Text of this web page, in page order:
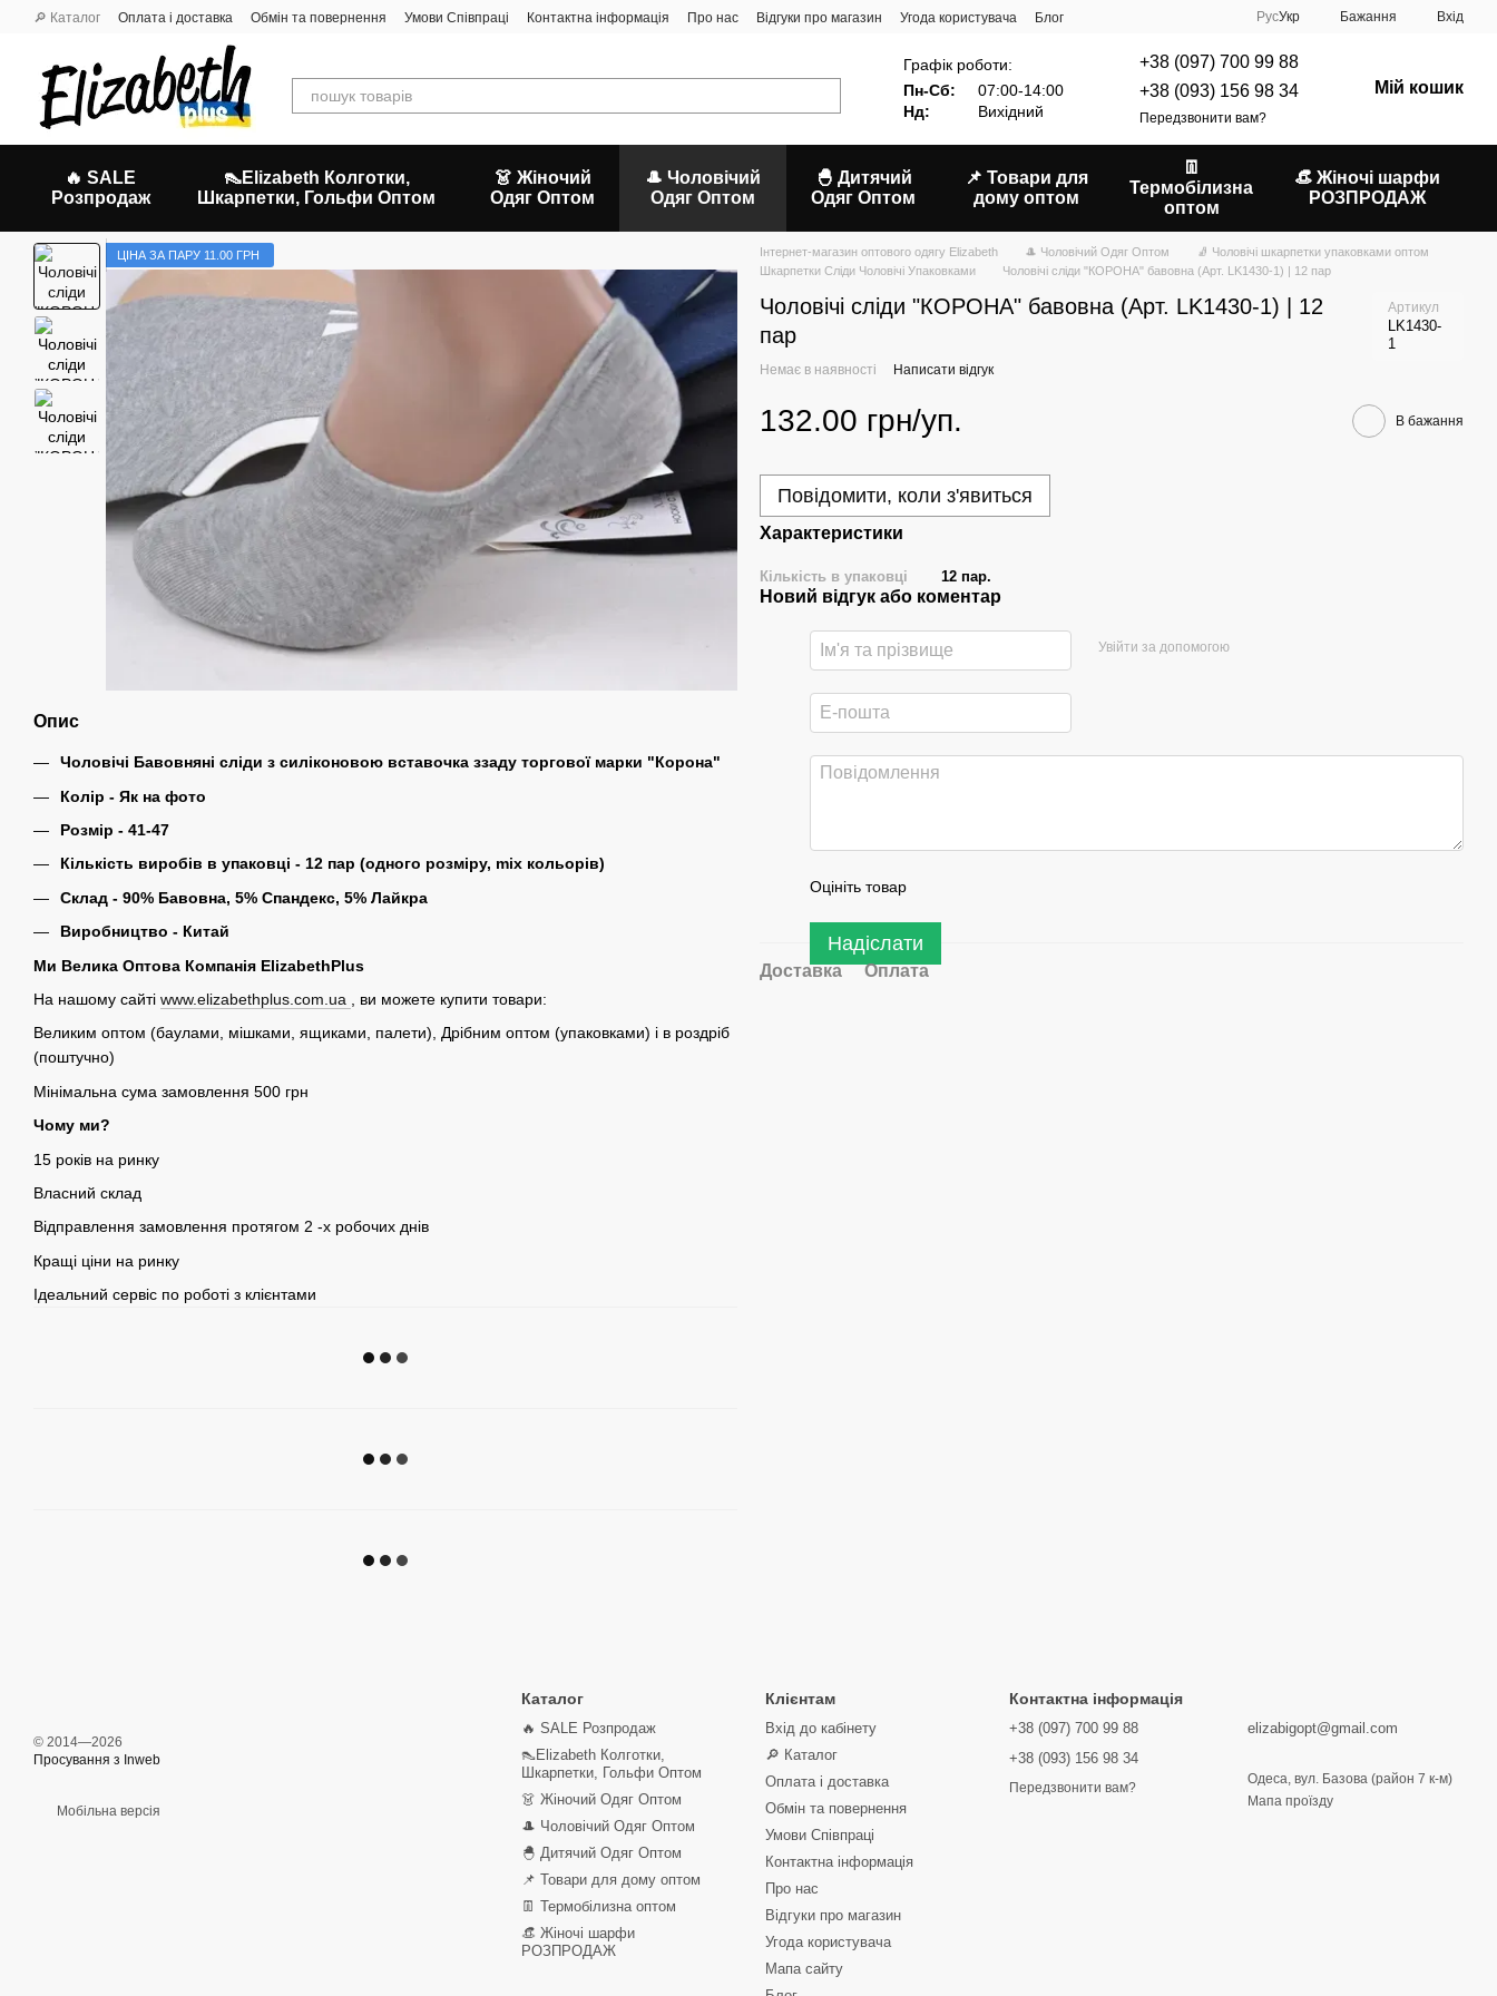
Перейти до основного контенту
🔎 Каталог Оплата і доставка Обмін та повернення Умови Співпраці Контактна інформація Про нас Відгуки про магазин Угода користувача Блог РусУкр Бажання Вхід
Графік роботи:
Пн-Сб:
07:00-14:00
Нд:
Вихідний
+38 (097) 700 99 88
+38 (093) 156 98 34
Передзвонити вам?
Мій кошик
🔥 SALE
Розпродаж
👠Elizabeth Колготки,
Шкарпетки, Гольфи Оптом
👗 Жіночий
Одяг Оптом
🎩 Чоловічий
Одяг Оптом
🐣 Дитячий
Одяг Оптом
📌 Товари для
дому оптом
👖
Термобілизна
оптом
👒 Жіночі шарфи
РОЗПРОДАЖ
ЦIНА ЗА ПАРУ 11.00 ГРН
Опис
Чоловічі Бавовняні сліди з силіконовою вставочка ззаду торгової марки "Корона"
Колір - Як на фото
Розмір - 41-47
Кількість виробів в упаковці - 12 пар (одного розміру, mix кольорів)
Склад - 90% Бавовна, 5% Спандекс, 5% Лайкра
Виробництво - Китай
Ми Велика Оптова Компанія ElizabethPlus
На нашому сайті www.elizabethplus.com.ua
, ви можете купити товари:
Великим оптом (баулами, мішками, ящиками, палети), Дрібним оптом (упаковками) і в роздріб
(поштучно)
Мінімальна сума замовлення 500 грн
Чому ми?
15 років на ринку
Власний склад
Відправлення замовлення протягом 2 -х робочих днів
Кращі ціни на ринку
Ідеальний сервіс по роботі з клієнтами
Інтернет-магазин оптового одягу Elizabeth 🎩 Чоловічий Одяг Оптом
🧦 Чоловічі шкарпетки упаковками оптом
Шкарпетки Сліди Чоловічі Упаковками
Чоловічі сліди "КОРОНА" бавовна (Арт. LK1430-1) | 12 пар
Чоловічі сліди "КОРОНА" бавовна (Арт. LK1430-1) | 12
пар
Артикул
LK1430-
1
Немає в наявності Написати відгук
132.00 грн/уп. В бажання
Повідомити, коли з'явиться
Характеристики
Кількість в упаковці 12 пар.
Новий відгук або коментар
Увійти за допомогою
Оцініть товар
Надіслати
Доставка Оплата
© 2014—2026
Просування з Inweb
Мобільна версія
Каталог
🔥 SALE Розпродаж
👠Elizabeth Колготки,
Шкарпетки, Гольфи Оптом
👗 Жіночий Одяг Оптом
🎩 Чоловічий Одяг Оптом
🐣 Дитячий Одяг Оптом
📌 Товари для дому оптом
👖 Термобілизна оптом
👒 Жіночі шарфи
РОЗПРОДАЖ
Клієнтам
Вхід до кабінету
🔎 Каталог
Оплата і доставка
Обмін та повернення
Умови Співпраці
Контактна інформація
Про нас
Відгуки про магазин
Угода користувача
Мапа сайту
Контактна інформація
+38 (097) 700 99 88
+38 (093) 156 98 34
Передзвонити вам?
elizabigopt@gmail.com
Одеса, вул. Базова (район 7 к-м)
Мапа проїзду